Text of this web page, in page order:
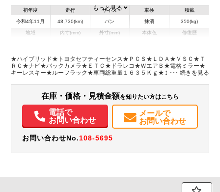
初年度
令和4年11月
走行
48,730(km)
サイズ
バン
車検
抹消
積載
350(kg)
地域 内寸(mm)
H:910
外寸(mm)
H:1,520
本体色 修復歴
装備情報
パワステ
電動格納ミラー
カーナビ ETC バックモニター
ドラレコ
取扱説明書（一部含む）
メンテナンスノート（保証書）
もっと見る
★ハイブリッド★トヨタセフティーセンス★ＰＣＳ★ＬＤＡ★ＶＳＣ★Ｔ
ＲＣ★ナビ★バックカメラ★ＥＴＣ★ドラレコ★ＷエアＢ★電格ミラー★
キーレスキー★ルーフラック★車両総重量１６３５Ｋｇ★１ＮＺエンジン
★ナビ型式ＡＶＮ－ＬＢＳ０１★フロアマット・バイザー※ＰＷ前席のみ
在庫・価格・見積金額を知りたい方はこちら
電話で
お問い合わせ
メールで
お問い合わせ
お問い合わせNo.108-5695